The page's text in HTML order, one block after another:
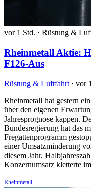
vor 1 Std. · Rüstung &
Rheinmetall Aktie:
F126-Aus
Rüstung & Luftfahrt · vor
Rheinmetall hat gestern
über den eigenen
Jahresprognose kappen.
Bundesregierung hat das
Fregattenprogramm
einer Umsatzminderung
diesem Jahr.
Konzernumsatz kletterte
Rheinmetall